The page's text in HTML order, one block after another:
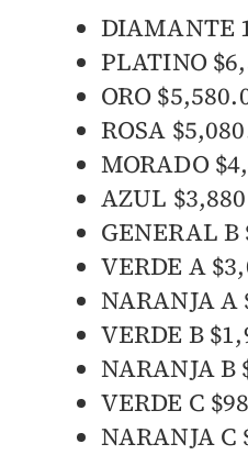
DIAMANTE
PLATINO
ORO
ROSA
MORADO
AZUL
GENERAL B
VERDE A
NARANJA A
VERDE B
NARANJA B
VERDE C
NARANJA C